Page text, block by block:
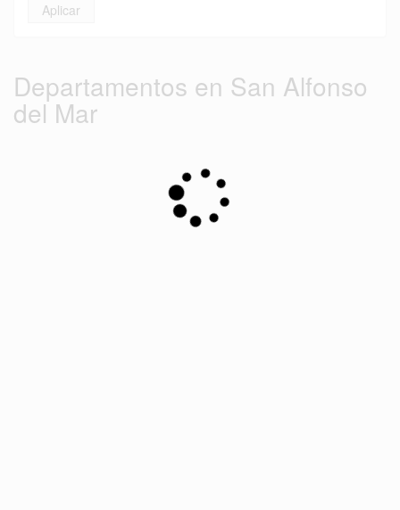
Aplicar
Departamentos en San Alfonso
del Mar